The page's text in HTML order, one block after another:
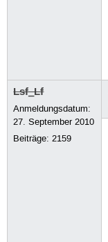
Lsf_Lf
Anmeldungsdatum:
27. September 2010
Beiträge:2159